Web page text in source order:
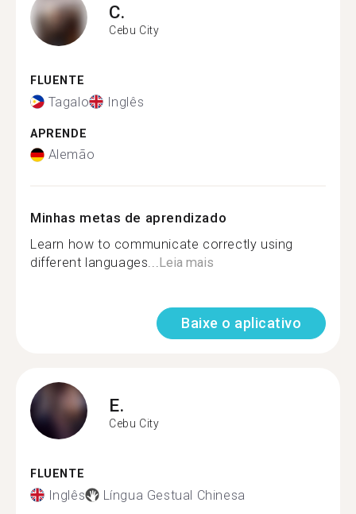
C.
Cebu City
FLUENTE
Tagalo Inglês
APRENDE
Alemão
Minhas metas de aprendizado
Learn how to communicate correctly using
different languages...Leia mais
Baixe o aplicativo
E.
Cebu City
FLUENTE
Inglês Língua Gestual Chinesa